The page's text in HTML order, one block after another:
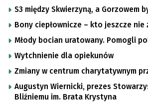
S3 między Skwierzyną, a Gorzowem
Bony ciepłownicze – kto jeszcze nie
Młody bocian uratowany. Pomogli
Wytchnienie dla opiekunów
Zmiany w centrum charytatywnym
Augustyn Wiernicki, prezes
Bliźniemu im. Brata Krystyna